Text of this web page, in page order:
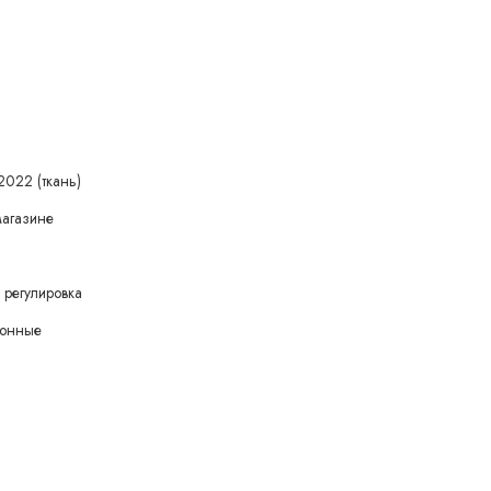
(ткань)